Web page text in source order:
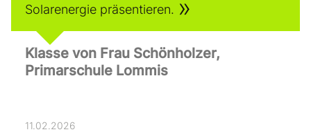
Solarenergie präsentieren.
Klasse von Frau Schönholzer,
Primarschule Lommis
11.02.2026